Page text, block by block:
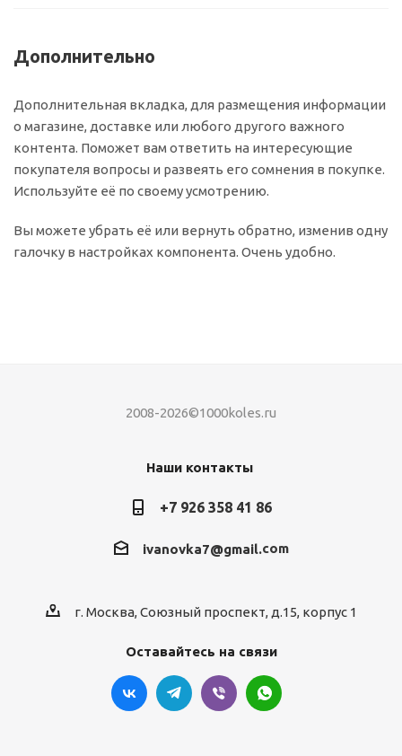
Дополнительно
Дополнительная вкладка, для размещения информации
о магазине, доставке или любого другого важного
контента. Поможет вам ответить на интересующие
покупателя вопросы и развеять его сомнения в покупке.
Используйте её по своему усмотрению.
Вы можете убрать её или вернуть обратно, изменив одну
галочку в настройках компонента. Очень удобно.
2008-2026©1000koles.ru
Наши контакты
+7 926 358 41 86
ivanovka7@gmail.com
г. Москва, Союзный проспект, д.15, корпус 1
Оставайтесь на связи